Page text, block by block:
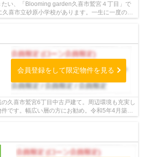
い、「Blooming garden久喜市鷲宮４丁目」で
喜市立砂原小学校があります。一生に一度のマ
会員登録をして限定物件を見る
久喜市鷲宮6丁目中古戸建て。周辺環境も充実し
です。幅広い層の方にお勧め。令和5年4月築の